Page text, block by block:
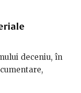
deceniu, în